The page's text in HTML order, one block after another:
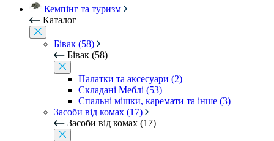
Кемпінг та туризм
Каталог
Бівак (58)
Бівак (58)
Палатки та аксесуари (2)
Складані Меблі (53)
Спальні мішки, каремати та інше (3)
Засоби від комах (17)
Засоби від комах (17)